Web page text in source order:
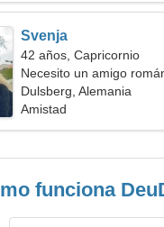
Svenja
42 años, Capricornio
Necesito un amigo
Dulsberg, Alemania
Amistad
funciona